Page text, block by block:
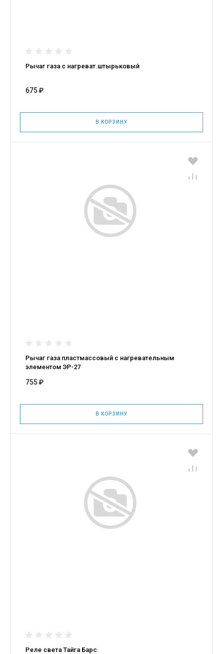
Рычаг газа с нагреват.штырьковый
675 ₽
В КОРЗИНУ
Рычаг газа пластмассовый с нагревательным
элементом ЭР-27
755 ₽
В КОРЗИНУ
Реле света Тайга Барс